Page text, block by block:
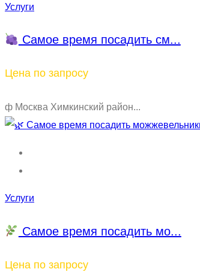
Услуги
Самое время посадить см...
Цена по запросу
ф Москва Химкинский район...
Услуги
Самое время посадить мо...
Цена по запросу